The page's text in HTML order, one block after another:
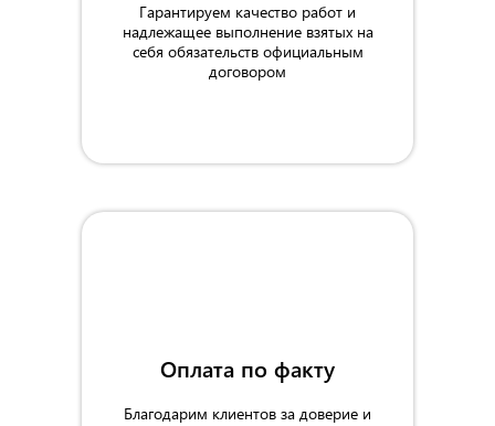
Гарантируем качество работ и
надлежащее выполнение взятых на
себя обязательств официальным
договором
Оплата по факту
Благодарим клиентов за доверие и